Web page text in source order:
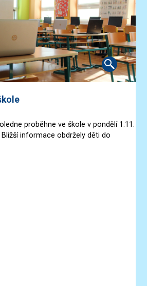
proběhne ve škole v pondělí 1.11.
Bližší informace obdržely děti do